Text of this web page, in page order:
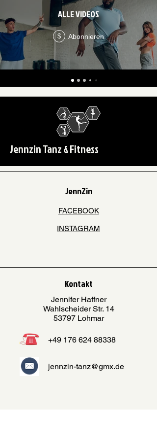
ALLE VIDEOS
$ Abonnieren
Jennzin Tanz & Fitness
JennZin
FACEBOOK
INSTAGRAM
Kontakt
Jennifer Haffner
Wahlscheider Str. 14
53797 Lohmar
+49 176 624 88338
jennzin-tanz@gmx.de